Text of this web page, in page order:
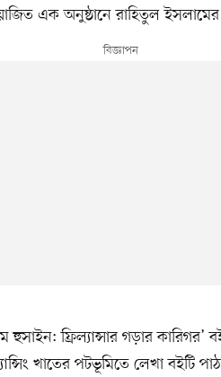
এক অনুষ্ঠানে রাহিতুল ইসলামের
ফ্রিল্যান্সার গড়ার কারিগর’
খাতের পটভূমিতে লেখা বইটি